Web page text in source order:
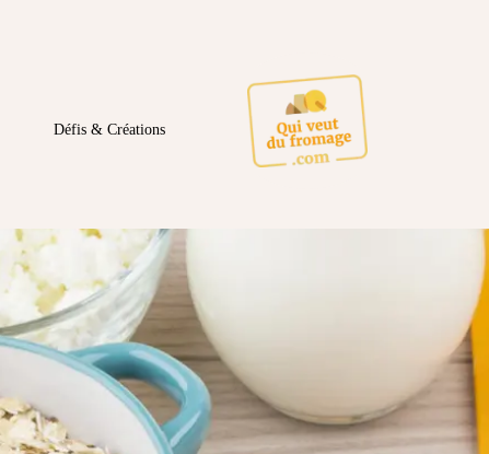
Défis & Créations